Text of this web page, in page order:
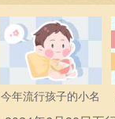
今年流行孩子的小名